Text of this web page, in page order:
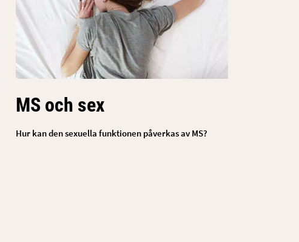
MS och sex
Hur kan den sexuella funktionen påverkas av MS?